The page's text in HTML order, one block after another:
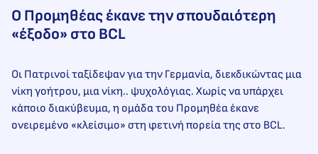
Ο Προμηθέας έκανε την σπουδαιότερη
«έξοδο» στο BCL
Οι Πατρινοί ταξίδεψαν για την Γερμανία, διεκδικώντας μια
νίκη γοήτρου, μια νίκη.. ψυχολόγιας. Χωρίς να υπάρχει
κάποιο διακύβευμα, η ομάδα του Προμηθέα έκανε
ονειρεμένο «κλείσιμο» στη φετινή πορεία της στο BCL.